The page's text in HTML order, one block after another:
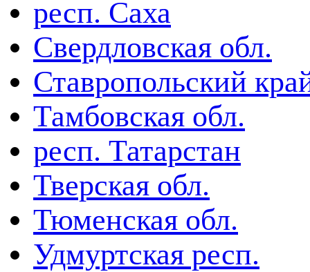
респ. Саха
Свердловская обл.
Ставропольский
Тамбовская обл.
респ. Татарстан
Тверская обл.
Тюменская обл.
Удмуртская респ.